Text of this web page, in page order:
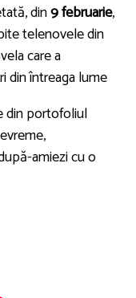
din9 februarie,
telenovele din
care a
din întreaga lume
din portofoliul
amiezi cu o